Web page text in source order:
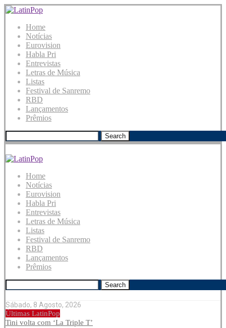
Home
Notícias
Eurovision
Habla Pri
Entrevistas
Letras de Música
Listas
Festival de Sanremo
RBD
Lançamentos
Prêmios
Search
Home
Notícias
Eurovision
Habla Pri
Entrevistas
Letras de Música
Listas
Festival de Sanremo
RBD
Lançamentos
Prêmios
Search
Sábado, 8 Agosto, 2026
Últimas LatinPop
Tini volta com ‘La Triple T’